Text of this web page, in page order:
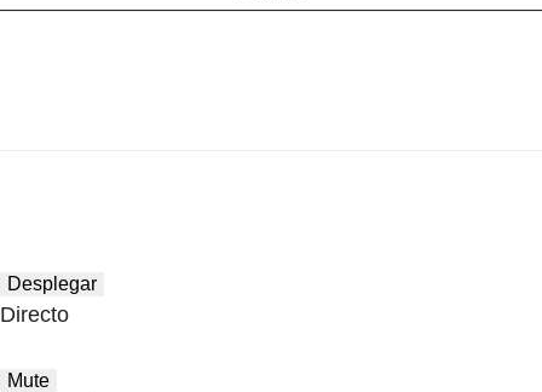
Desplegar
Directo
Mute